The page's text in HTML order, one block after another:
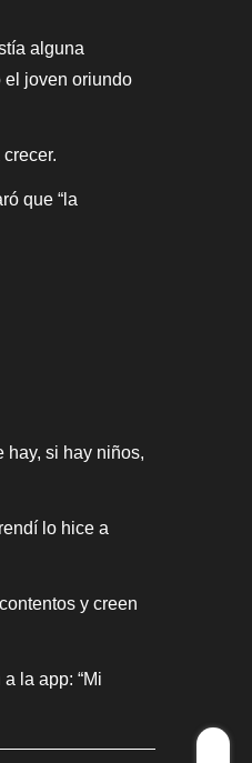
alguna
el joven oriundo
que “la
hay, si hay niños,
lo hice a
y creen
la app: “Mi